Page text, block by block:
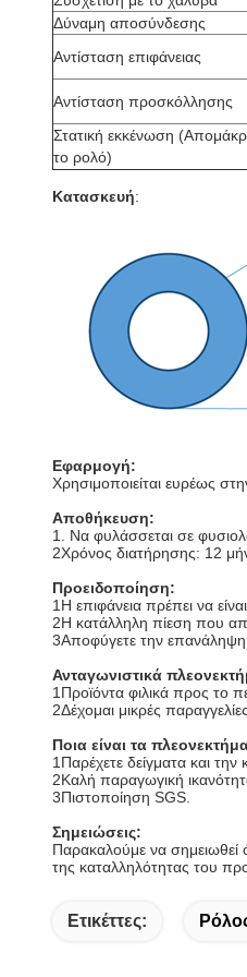
Δύναμη αποσύνδεσης
Αντίσταση επιφάνειας
Αντίσταση προσκόλλησης
Στατική εκκένωση
το ρολό)
Κατασκευή:
Εφαρμογή:
Χρησιμοποιείται ευρέως
Αποθήκευση:
1. Να φυλάσσεται σε
2Χρόνος διατήρησης: 12
Προειδοποίηση:
1Η επιφάνεια πρέπει να
2Η κατάλληλη πίεση που
3Αποφύγετε την
Ανταγωνιστικά
1Προϊόντα φιλικά προς το
2Δέχομαι μικρές παραγγελίες.
Ποια είναι τα
1Παρέχετε δείγματα και την
2Καλή παραγωγική
3Πιστοποίηση SGS.
Σημειώσεις:
Παρακαλούμε να σημειωθεί
της καταλληλότητας του
Ετικέττες: